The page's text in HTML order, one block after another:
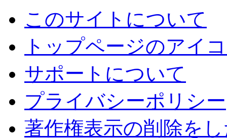
このサイトについて
トップページのアイ
サポートについて
プライバシーポリシー
著作権表示の削除を